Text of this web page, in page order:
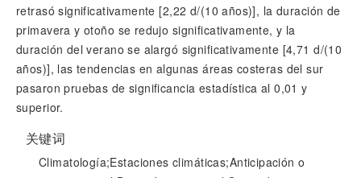
retrasó significativamente [2,22 d/(10 años)], la duración de
primavera y otoño se redujo significativamente, y la
duración del verano se alargó significativamente [4,71 d/(10
años)], las tendencias en algunas áreas costeras del sur
pasaron pruebas de significancia estadística al 0,01 y
superior.
关键词
Climatología;Estaciones climáticas;Anticipación o